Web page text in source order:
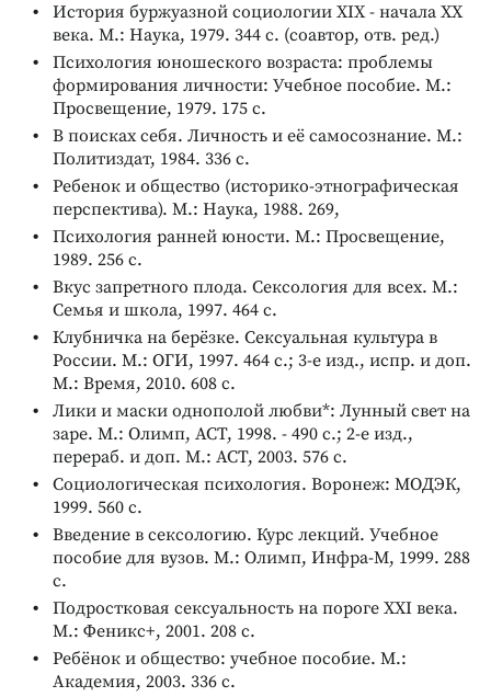
История буржуазной социологии XIX - начала XX
века. М.: Наука, 1979. 344 с. (соавтор, отв. ред.)
Психология юношеского возраста: проблемы
формирования личности: Учебное пособие. М.:
Просвещение, 1979. 175 с.
В поисках себя. Личность и её самосознание. М.:
Политиздат, 1984. 336 с.
Ребенок и общество (историко-этнографическая
перспектива). М.: Наука, 1988. 269,
Психология ранней юности. М.: Просвещение,
1989. 256 с.
Вкус запретного плода. Сексология для всех. М.:
Семья и школа, 1997. 464 с.
Клубничка на берёзке. Сексуальная культура в
России. М.: ОГИ, 1997. 464 с.; 3-е изд., испр. и доп.
М.: Время, 2010. 608 с.
Лики и маски однополой любви*: Лунный свет на
заре. М.: Олимп, АСТ, 1998. - 490 с.; 2-е изд.,
перераб. и доп. М.: ACT, 2003. 576 с.
Социологическая психология. Воронеж: МОДЭК,
1999. 560 с.
Введение в сексологию. Курс лекций. Учебное
пособие для вузов. М.: Олимп, Инфра-М, 1999. 288
с.
Подростковая сексуальность на пороге XXI века.
М.: Феникс+, 2001. 208 с.
Ребёнок и общество: учебное пособие. М.:
Академия, 2003. 336 с.